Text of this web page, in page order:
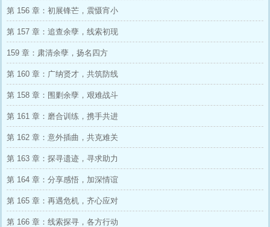
第 156 章：初展锋芒，震慑宵小
第 157 章：追查余孽，线索初现
159 章：肃清余孽，扬名四方
第 160 章：广纳贤才，共筑防线
第 158 章：围剿余孽，艰难战斗
第 161 章：磨合训练，携手共进
第 162 章：意外插曲，共克难关
第 163 章：探寻遗迹，寻求助力
第 164 章：分享感悟，加深情谊
第 165 章：再遇危机，齐心应对
第 166 章：线索探寻，各方行动